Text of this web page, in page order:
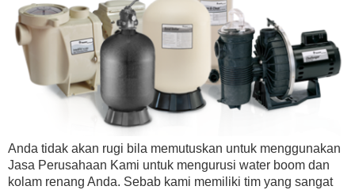
Anda tidak akan rugi bila memutuskan untuk menggunakan
Jasa Perusahaan Kami untuk mengurusi water boom dan
kolam renang Anda. Sebab kami memiliki tim yang sangat